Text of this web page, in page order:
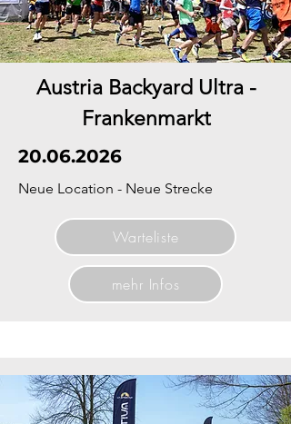
Austria Backyard Ultra -
Frankenmarkt
20.06.2026
Neue Location - Neue Strecke
Warteliste
mehr Infos